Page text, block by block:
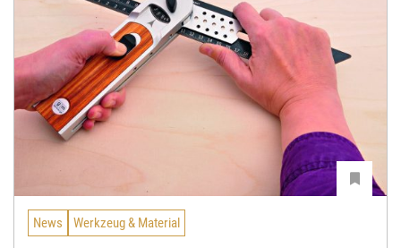
News Werkzeug & Material